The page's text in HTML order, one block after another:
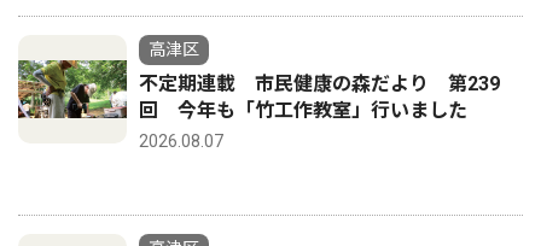
高津区
不定期連載 市民健康の森だより 第239
回 今年も「竹工作教室」行いました
2026.08.07